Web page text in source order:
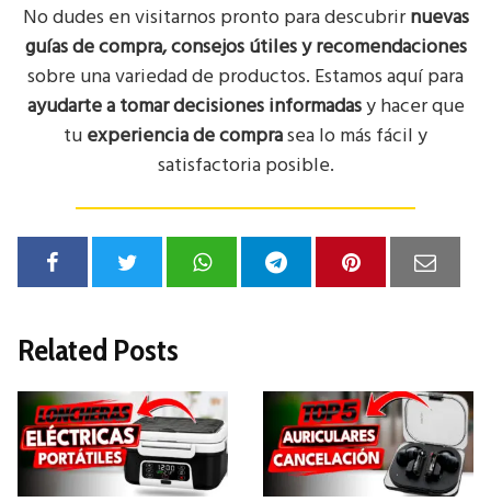
No dudes en visitarnos pronto para descubrirnuevas
guías de compra, consejos útiles y recomendaciones
sobre una variedad de productos. Estamos aquí para
ayudarte a tomar decisiones informadasy hacer que
tuexperiencia de comprasea lo más fácil y
satisfactoria posible.
Related Posts